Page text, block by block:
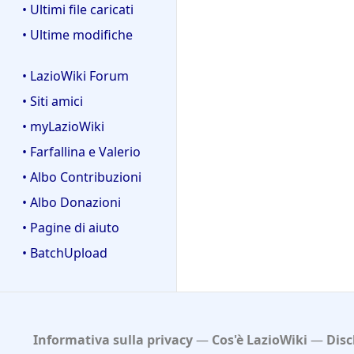
• Ultimi file caricati
• Ultime modifiche
• LazioWiki Forum
• Siti amici
• myLazioWiki
• Farfallina e Valerio
• Albo Contribuzioni
• Albo Donazioni
• Pagine di aiuto
• BatchUpload
Informativa sulla privacy Cos'è LazioWiki